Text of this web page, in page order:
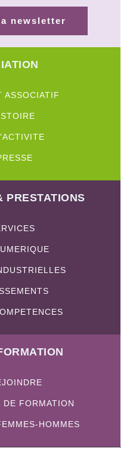
newsletter
ASSOCIATIF
PRESTATIONS
DE FORMATION
HOMMES